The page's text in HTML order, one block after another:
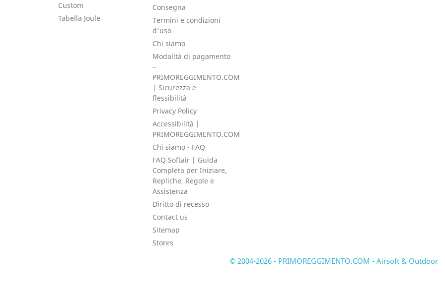
Custom
Tabella Joule
Consegna
Termini e condizioni
d'uso
Chi siamo
Modalità di pagamento
–
PRIMOREGGIMENTO.COM
| Sicurezza e
flessibilità
Privacy Policy
Accessibilità |
PRIMOREGGIMENTO.COM
Chi siamo - FAQ
FAQ Softair | Guida
Completa per Iniziare,
Repliche, Regole e
Assistenza
Diritto di recesso
Contact us
Sitemap
Stores
© 2004-2026 - PRIMOREGGIMENTO.COM - Airsoft & Outdoor